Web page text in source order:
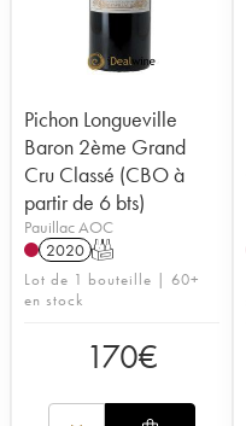
Pichon Longueville
Baron 2ème Grand
Cru Classé (CBO à
partir de 6 bts)
Pauillac AOC
2020 T
Lot de 1 bouteille | 60+
en stock
170€